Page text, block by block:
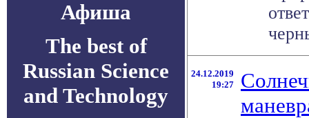
Афиша
The best of
Russian Science
and Technology
24.12.2019
19:27